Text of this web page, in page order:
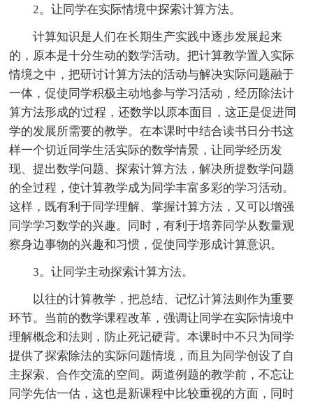
2。让同学在实际情境中探索计算方法。
计算知识是人们在长期生产实践中逐步发展起来
的，原本是十分生动的数学活动。把计算教学置入实际
情境之中，把研讨计算方法的活动与解决实际问题融于
一体，促使同学积极主动地参与学习活动，经历除法计
算方法形成的'过程，还数学以原本面目，这正是促进同
学的发展所需要的教学。在本课时中结合读书日分书这
样一个切近同学生活实际的数学情景，让同学经历发
现、提出数学问题、探索计算方法，解决所提数学问题
的全过程，使计算教学成为同学丰富多彩的学习活动。
这样，既有利于同学理解、掌握计算方法，又可以增强
同学学习数学的兴趣。同时，有利于培养同学从数量观
察身边事物的兴趣和习惯，促使同学形成计算意识。
3。让同学主动探索计算方法。
以往的计算教学，把总结、记忆计算法则作为重要
环节。当前的数学课程改革，强调让同学在实际情境中
理解概念和法则，防止死记硬背。本课时中不只为同学
提供了探索除法的实际问题情境，而且为同学创设了自
主探索、合作交流的空间。两道例题的教学前，不忘让
同学先估一估，这也是新课程中比较重视的方面，同时